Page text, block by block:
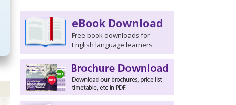
eBook Download
Free book downloads for
English language learners